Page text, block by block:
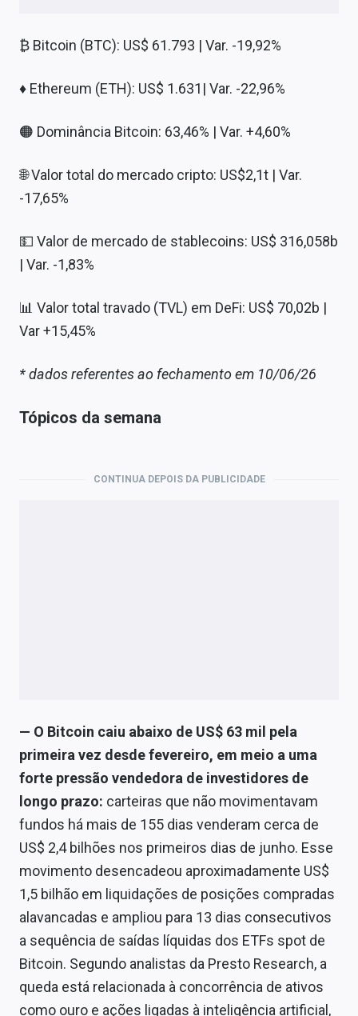
₿ Bitcoin (BTC): US$ 61.793 | Var. -19,92%
♦ Ethereum (ETH): US$ 1.631| Var. -22,96%
🟠 Dominância Bitcoin: 63,46% | Var. +4,60%
🌐 Valor total do mercado cripto: US$2,1t | Var.
-17,65%
💵 Valor de mercado de stablecoins: US$ 316,058b
| Var. -1,83%
📊 Valor total travado (TVL) em DeFi: US$ 70,02b |
Var +15,45%
* dados referentes ao fechamento em 10/06/26
Tópicos da semana
CONTINUA DEPOIS DA PUBLICIDADE
— O Bitcoin caiu abaixo de US$ 63 mil pela
primeira vez desde fevereiro, em meio a uma
forte pressão vendedora de investidores de
longo prazo: carteiras que não movimentavam
fundos há mais de 155 dias venderam cerca de
US$ 2,4 bilhões nos primeiros dias de junho. Esse
movimento desencadeou aproximadamente US$
1,5 bilhão em liquidações de posições compradas
alavancadas e ampliou para 13 dias consecutivos
a sequência de saídas líquidas dos ETFs spot de
Bitcoin. Segundo analistas da Presto Research, a
queda está relacionada à concorrência de ativos
como ouro e ações ligadas à inteligência artificial,